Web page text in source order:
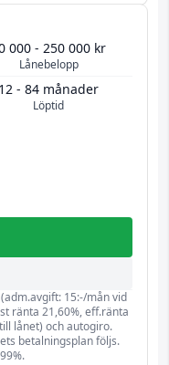
Lånebelopp
000 - 250 000 kr
Löptid
12 - 84 månader
15:-/mån vid
ränta 21,60%, eff.ränta
lånet) och autogiro.
betalningsplan följs.